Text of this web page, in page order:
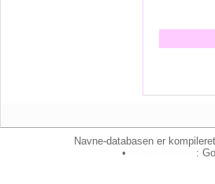
Navne-databasen er
•
: